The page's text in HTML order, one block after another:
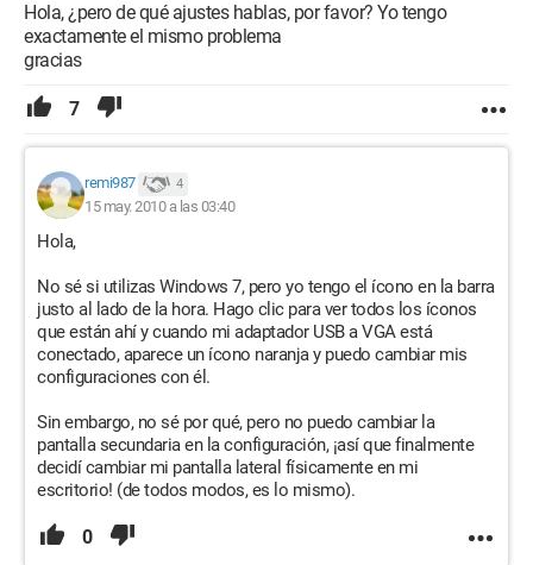
Hola, ¿pero de qué ajustes hablas, por favor? Yo tengo
exactamente el mismo problema
gracias
7
remi987 4
15 may. 2010 a las 03:40
Hola,
No sé si utilizas Windows 7, pero yo tengo el ícono en la barra
justo al lado de la hora. Hago clic para ver todos los íconos
que están ahí y cuando mi adaptador USB a VGA está
conectado, aparece un ícono naranja y puedo cambiar mis
configuraciones con él.
Sin embargo, no sé por qué, pero no puedo cambiar la
pantalla secundaria en la configuración, ¡así que finalmente
decidí cambiar mi pantalla lateral físicamente en mi
escritorio! (de todos modos, es lo mismo).
0